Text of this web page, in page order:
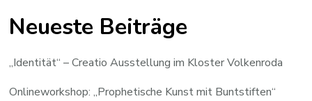
Neueste Beiträge
„Identität“ – Creatio Ausstellung im Kloster Volkenroda
Onlineworkshop: „Prophetische Kunst mit Buntstiften“